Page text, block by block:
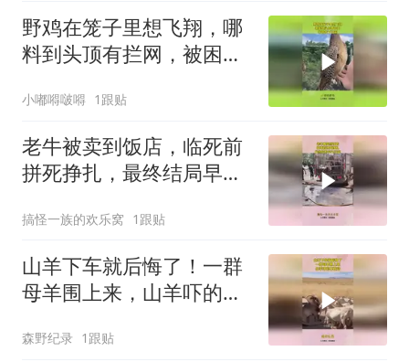
野鸡在笼子里想飞翔，哪
料到头顶有拦网，被困住
小嘟嘚啵嘚 1跟贴
老牛被卖到饭店，临死前
拼死挣扎，最终结局早已
搞怪一族的欢乐窝 1跟贴
山羊下车就后悔了！一群
母羊围上来，山羊吓的不
森野纪录 1跟贴